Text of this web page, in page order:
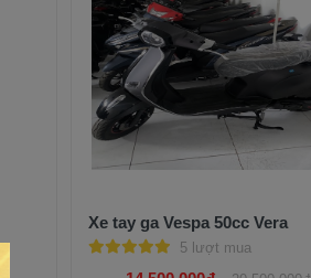
Xe tay ga Vespa 50cc Vera
5 lượt mua